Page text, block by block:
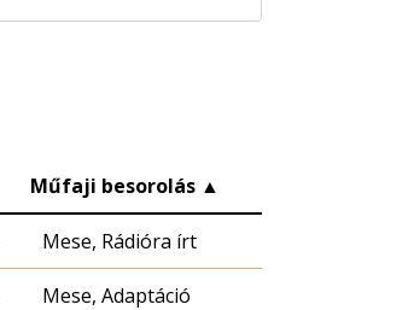
Műfaji besorolás ▲
Mese, Rádióra írt
Mese, Adaptáció